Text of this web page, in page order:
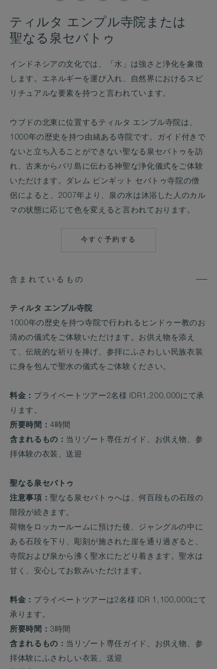
ティルタ エンプル寺院または
聖なる泉セバトゥ
インドネシアの文化では、「水」は強さと浄化を象徴
します。エネルギーを運び入れ、自然界におけるスピ
リチュアルな要素を持つと言われています。
ウブドの北東に位置するティルタ エンプル寺院は、
1000年の歴史を持つ由緒ある寺院です。ガイド付きで
ないと立ち入ることができない聖なる泉セバトゥを訪
れ、古来からバリ島に伝わる神聖な浄化儀式をご体験
いただけます。ダレム ピンギット セバトゥ寺院の僧
侶によると、2007年より、泉の水は沐浴した人のカル
マの状態に応じて色を変えると言われております。
今すぐ予約する
MAILTO:
含まれているもの
ティルタ エンプル寺院
1000年の歴史を持つ寺院で行われるヒンドゥー教のお
清めの儀式をご体験いただけます。お供え物を添え
て、伝統的な祈りを捧げ、参拝にふさわしい民族衣装
に身を包んで聖水の儀式をご体験ください。
料金：
プライベートツアー2名様 IDR1,200,000にて承
ります。
所要時間： 4時間
含まれるもの： 当リゾート専任ガイド、お供え物、参
拝体験の衣装、送迎
聖なる泉セバトゥ
注意事項：聖なる泉セバトゥへは、何百段もの石段の
階段が続きます。
荷物をロッカールームに預けた後、ジャングルの中に
ある石段を下り、彫刻が施された崖を通り過ぎると、
寺院および泉から沸く聖水にたどり着きます。聖水は
甘く、安心してお飲みいただけます。
料金：
プライベートツアーは2名様 IDR 1,100,000にて
承ります。
所要時間： 3時間
含まれるもの： 当リゾート専任ガイド、お供え物、参
拝体験にふさわしい衣装、送迎